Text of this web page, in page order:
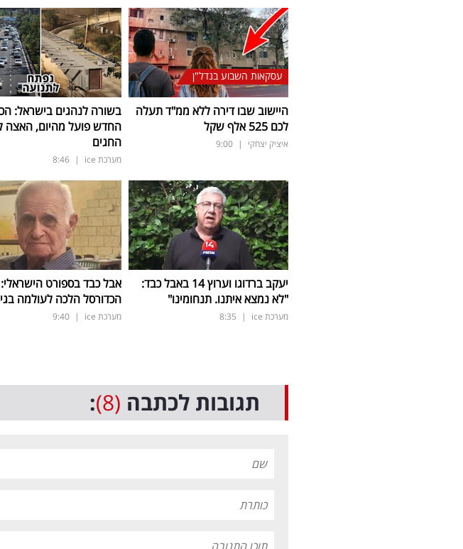
עסקאות השבוע בנדל"ן
היישוב שבו דירה ללא ממ"ד תעלה
לכם 525 אלף שקל
איציק יצחקי |
9:00
בשורה לנהגים בישראל:
החדש פועל מהיום, האצה
החגים
מערכת ice |
8:46
יעקב ברדוגו וערוץ 14 באבל כבד:
"לא נמצא איתנו. תנחומינו"
מערכת ice |
8:35
אבל כבד בספורט
הכדורסל הלכה לעולמה בגיל
מערכת ice |
9:40
תגובות לכתבה (8)
: